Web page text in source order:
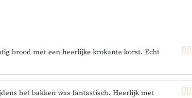
brood met een heerlijke krokante korst. Echt
het bakken was fantastisch. Heerlijk met